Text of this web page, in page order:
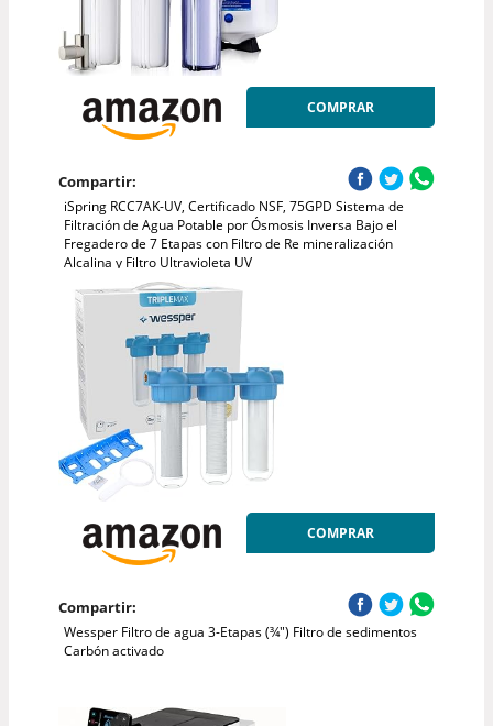
COMPRAR
Compartir:
iSpring RCC7AK-UV, Certificado NSF, 75GPD Sistema de
Filtración de Agua Potable por Ósmosis Inversa Bajo el
Fregadero de 7 Etapas con Filtro de Re mineralización
Alcalina y Filtro Ultravioleta UV
COMPRAR
Compartir:
Wessper Filtro de agua 3-Etapas (¾") Filtro de sedimentos
Carbón activado